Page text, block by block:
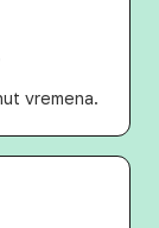
vremena.